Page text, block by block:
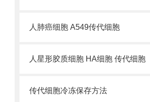
人肺癌细胞 A549传代细胞
人星形胶质细胞 HA细胞 传代细胞
传代细胞冷冻保存方法